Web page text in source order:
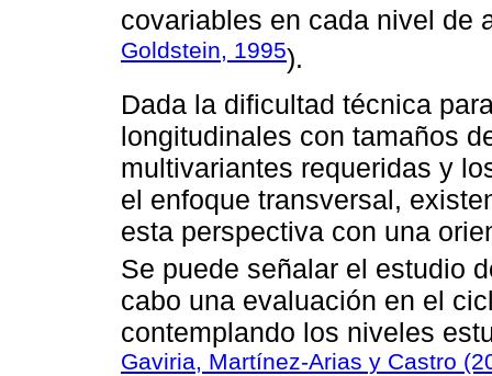
covariables en cada nivel de
Goldstein, 1995).
Dada la dificultad técnica
longitudinales con tamaños
multivariantes requeridas y
el enfoque transversal,
esta perspectiva con una
Se puede señalar el estudio
cabo una evaluación en el
contemplando los niveles
Gaviria, Martínez-Arias y Castro